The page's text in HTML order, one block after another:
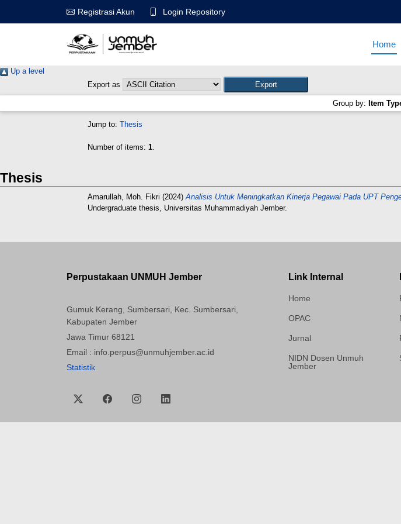
Registrasi Akun Login Repository
Home
Up a level
Export as
Group by: Item
Jump to: Thesis
Number of items: 1.
Thesis
Amarullah, Moh. Fikri (2024)Analisis Untuk Meningkatkan Kinerja Pegawai Pada UPT
Undergraduate thesis, Universitas Muhammadiyah Jember.
Perpustakaan UNMUH Jember
Gumuk Kerang, Sumbersari, Kec. Sumbersari,
Kabupaten Jember
Jawa Timur 68121
Email : info.perpus@unmuhjember.ac.id
Statistik
Link Internal
Home
OPAC
Jurnal
NIDN Dosen Unmuh
Jember